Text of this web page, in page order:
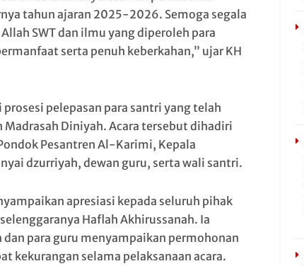
tahun ajaran 2025-2026. Semoga segala
SWT dan ilmu yang diperoleh para
serta penuh keberkahan,” ujar KH
pelepasan para santri yang telah
Diniyah. Acara tersebut dihadiri
Pesantren Al-Karimi, Kepala
dzurriyah, dewan guru, serta wali santri.
apresiasi kepada seluruh pihak
Haflah Akhirussanah. Ia
para guru menyampaikan permohonan
kekurangan selama pelaksanaan acara.